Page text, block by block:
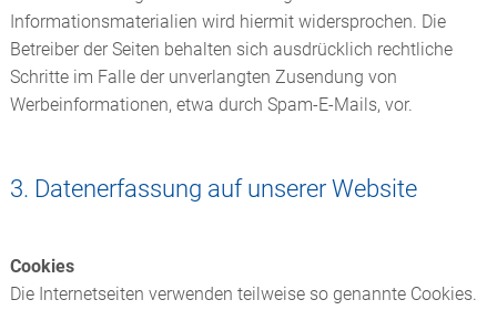
Informationsmaterialien wird hiermit widersprochen. Die
Betreiber der Seiten behalten sich ausdrücklich rechtliche
Schritte im Falle der unverlangten Zusendung von
Werbeinformationen, etwa durch Spam-E-Mails, vor.
3. Datenerfassung auf unserer Website
Cookies
Die Internetseiten verwenden teilweise so genannte Cookies.